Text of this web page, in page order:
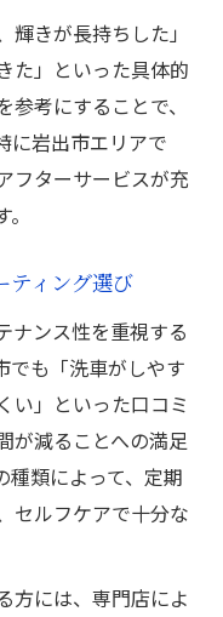
きが長持ちした」
た」といった具体的
考にすることで、
に岩出市エリアで
フターサービスが充
ティング選び
ナンス性を重視する
でも「洗車がしやす
い」といった口コミ
が減ることへの満足
種類によって、定期
セルフケアで十分な
方には、専門店によ